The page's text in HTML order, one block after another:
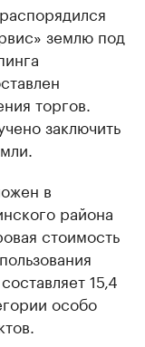
землю под
торгов.
заключить
в
района
стоимость
15,4
особо